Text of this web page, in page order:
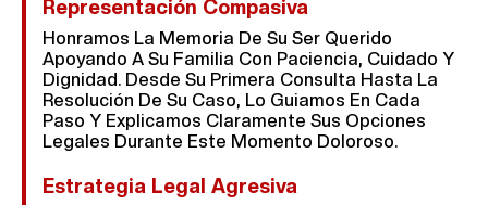
Representación Compasiva
Honramos La Memoria De Su Ser Querido
Apoyando A Su Familia Con Paciencia, Cuidado Y
Dignidad. Desde Su Primera Consulta Hasta La
Resolución De Su Caso, Lo Guiamos En Cada
Paso Y Explicamos Claramente Sus Opciones
Legales Durante Este Momento Doloroso.
Estrategia Legal Agresiva